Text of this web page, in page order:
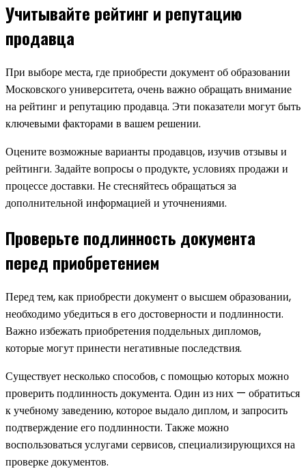
Учитывайте рейтинг и репутацию
продавца
При выборе места, где приобрести документ об образовании
Московского университета, очень важно обращать внимание
на рейтинг и репутацию продавца. Эти показатели могут быть
ключевыми факторами в вашем решении.
Оцените возможные варианты продавцов, изучив отзывы и
рейтинги. Задайте вопросы о продукте, условиях продажи и
процессе доставки. Не стесняйтесь обращаться за
дополнительной информацией и уточнениями.
Проверьте подлинность документа
перед приобретением
Перед тем, как приобрести документ о высшем образовании,
необходимо убедиться в его достоверности и подлинности.
Важно избежать приобретения поддельных дипломов,
которые могут принести негативные последствия.
Существует несколько способов, с помощью которых можно
проверить подлинность документа. Один из них — обратиться
к учебному заведению, которое выдало диплом, и запросить
подтверждение его подлинности. Также можно
воспользоваться услугами сервисов, специализирующихся на
проверке документов.